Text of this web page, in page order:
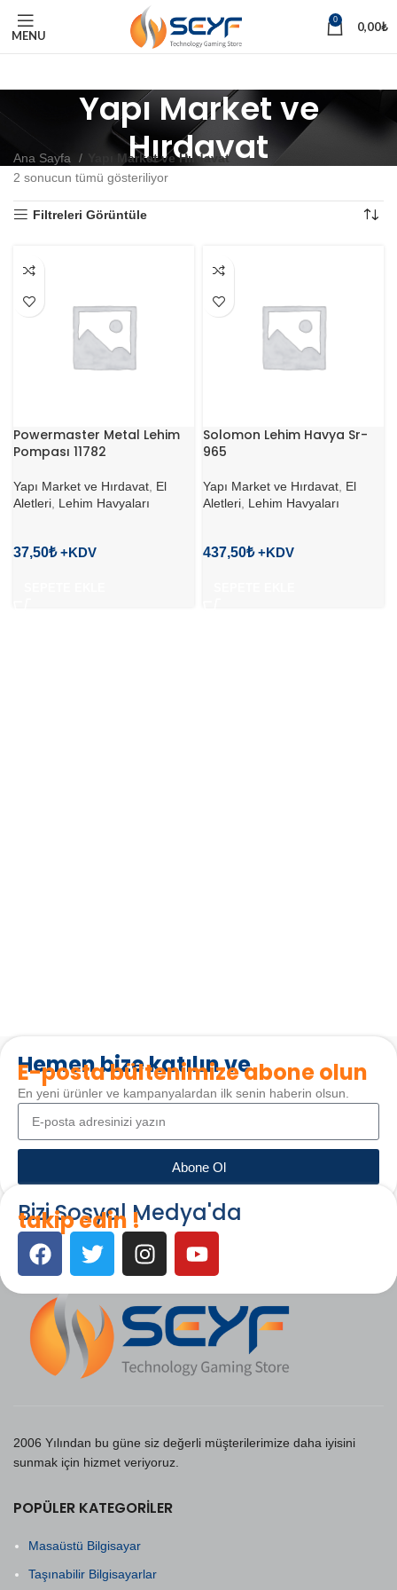
MENU
0 0,00₺
Yapı Market ve
Hırdavat
Ana Sayfa
Yapı Market ve Hırdavat
2 sonucun tümü gösteriliyor
Filtreleri Görüntüle
Powermaster Metal Lehim
Pompası 11782
Yapı Market ve Hırdavat El
Aletleri Lehim Havyaları
37,50₺
Solomon Lehim Havya Sr-
965
Yapı Market ve Hırdavat El
Aletleri Lehim Havyaları
437,50₺
Hemen bize katılın ve
E-posta bültenimize abone olun
En yeni ürünler ve kampanyalardan ilk senin haberin olsun.
Abone Ol
Bizi Sosyal Medya'da
takip edin !
2006 Yılından bu güne siz değerli müşterilerimize daha iyisini
sunmak için hizmet veriyoruz.
POPÜLER KATEGORILER
Masaüstü Bilgisayar
Taşınabilir Bilgisayarlar